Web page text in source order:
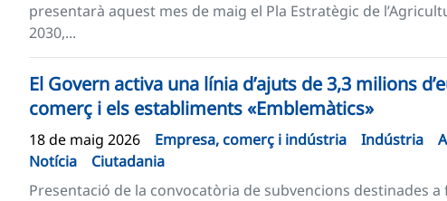
presentarà aquest mes de maig el Pla Estratègic de
2030,...
El Govern activa una línia d’ajuts de 3,3 milions
comerç i els establiments «Emblemàtics»
18 de maig 2026 Empresa, comerç i indústria Indústria
Notícia
Ciutadania
Presentació de la convocatòria de subvencions destinades